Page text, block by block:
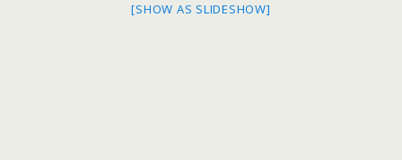
[SHOW AS SLIDESHOW]